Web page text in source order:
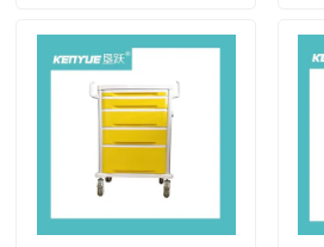
Producten
Over ons
Fabriekstocht